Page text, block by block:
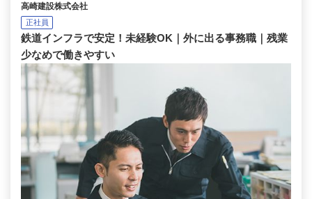
高崎建設株式会社
正社員
鉄道インフラで安定！未経験OK｜外に出る事務職｜残業
少なめで働きやすい